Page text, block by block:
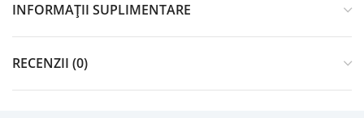
INFORMAȚII SUPLIMENTARE
RECENZII (0)